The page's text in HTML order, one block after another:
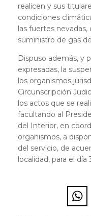
realicen y sus
condiciones
las fuertes
suministro de gas
Dispuso además, y
expresadas, la
los organismos
Circunscripción
los actos que se
facultando al
del Interior, en
organismos, a
del servicio, de
localidad, para el